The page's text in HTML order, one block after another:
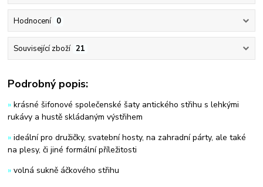
Hodnocení 0
Související zboží 21
Podrobný popis:
» krásné šifonové společenské šaty antického střihu s lehkými
rukávy a hustě skládaným výstřihem
» ideální pro družičky, svatební hosty, na zahradní párty, ale také
na plesy, či jiné formální příležitosti
» volná sukně áčkového střihu